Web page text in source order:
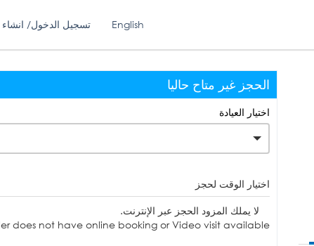
تسجيل الدخول/ English
الحجز غير متاح حاليا
اختيار العيادة
اختيار الوقت لحجز
لا يملك المزود الحجز عبر الإنترنت.
does not have online booking or Video visit available.